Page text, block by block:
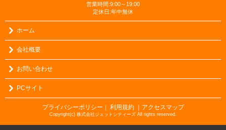
営業時間:9:00～19:00
定休日:年中無休
ホーム
会社概要
お問い合わせ
PCサイト
プライバシーポリシー ｜ 利用規約 ｜アクセスマップ
Copyright(c) 株式会社ジェットシティーズ All rights reserved.